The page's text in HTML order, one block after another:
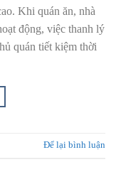
Khi quán ăn, nhà
động, việc thanh lý
quán tiết kiệm thời
Để lại bình luận